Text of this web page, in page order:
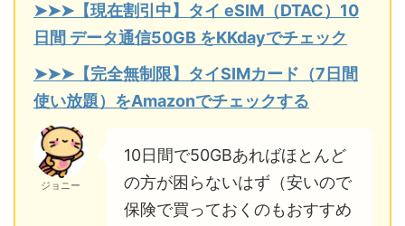
➤➤➤【現在割引中】タイ eSIM（DTAC）10
日間 データ通信50GB をKKdayでチェック
➤➤➤【完全無制限】タイSIMカード（7日間
使い放題）をAmazonでチェックする
ジョニー
10日間で50GBあればほとんど
の方が困らないはず（安いので
保険で買っておくのもおすすめ